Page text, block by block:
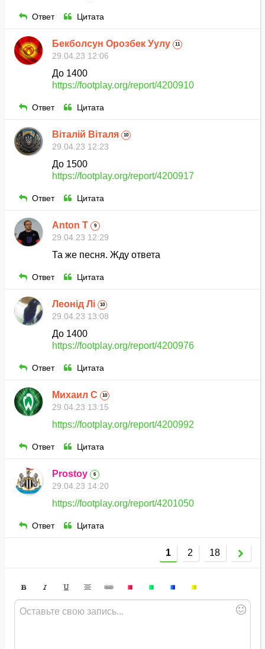
Ответ Цитата
Бекболсун Орозбек Уулу 11
29.04.23 12:06
До 1400
https://footplay.org/report/4200910
Ответ Цитата
Віталій Віталя 10
29.04.23 12:23
До 1500
https://footplay.org/report/4200917
Ответ Цитата
Anton T 9
29.04.23 12:29
Та же песня. Жду ответа
Ответ Цитата
Леонід Лі 10
29.04.23 13:08
До 1400
https://footplay.org/report/4200976
Ответ Цитата
Михаил С 10
29.04.23 13:15
https://footplay.org/report/4200992
Ответ Цитата
Prostoy 6
29.04.23 14:20
https://footplay.org/report/4201050
Ответ Цитата
1 2 18